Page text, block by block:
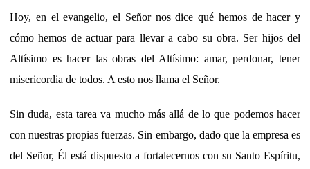
Hoy, en el evangelio, el Señor nos dice qué hemos de hacer y
cómo hemos de actuar para llevar a cabo su obra. Ser hijos del
Altísimo es hacer las obras del Altísimo: amar, perdonar, tener
misericordia de todos. A esto nos llama el Señor.
Sin duda, esta tarea va mucho más allá de lo que podemos hacer
con nuestras propias fuerzas. Sin embargo, dado que la empresa es
del Señor, Él está dispuesto a fortalecernos con su Santo Espíritu,